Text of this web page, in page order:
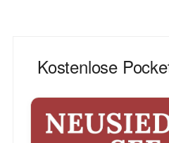
Kostenlose